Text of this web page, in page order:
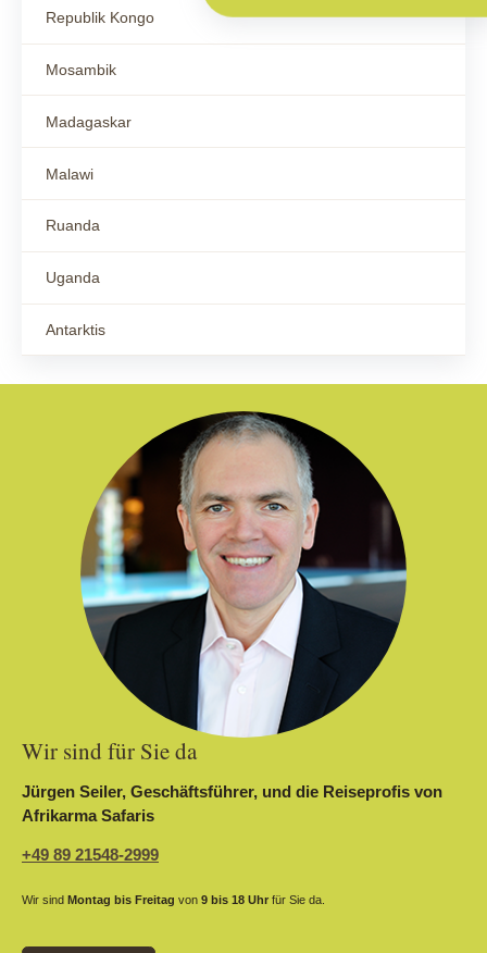
Republik Kongo
Mosambik
Madagaskar
Malawi
Ruanda
Uganda
Antarktis
Wir sind für Sie da
Jürgen Seiler, Geschäftsführer, und die Reiseprofis von
Afrikarma Safaris
+49 89 21548-2999
Wir sind Montag bis Freitag von 9 bis 18 Uhr für Sie da.